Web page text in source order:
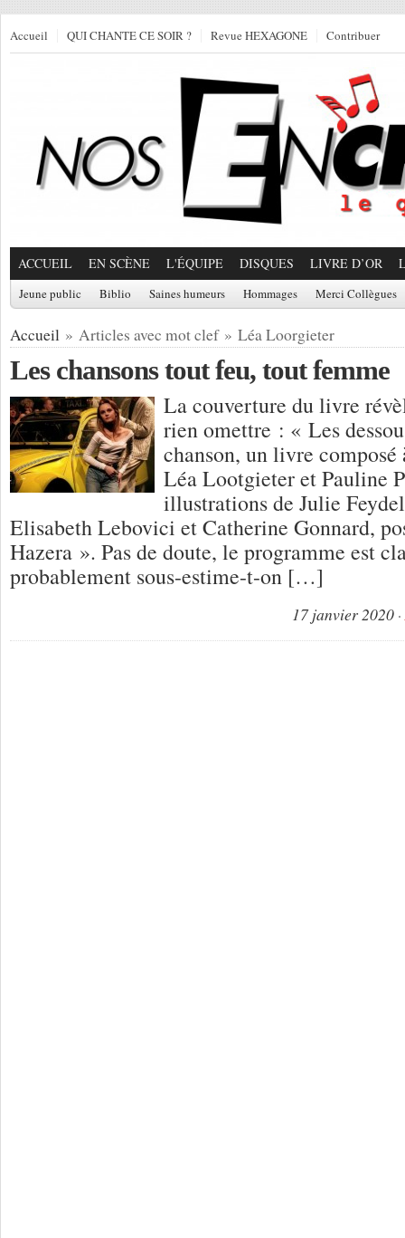
Accueil QUI CHANTE CE SOIR ? Revue HEXAGONE Contribuer
ACCUEIL EN SCÈNE L'ÉQUIPE DISQUES LIVRE D’OR
Jeune public Biblio Saines humeurs Hommages Merci Collègues
Accueil » Articles avec mot clef » Léa Loorgieter
Les chansons tout feu, tout femme
La couverture du livre
rien omettre : « Les
chanson, un livre composé
Léa Lootgieter et Pauline
illustrations de Julie
Elisabeth Lebovici et Catherine Gonnard,
Hazera ». Pas de doute, le programme est
probablement sous-estime-t-on […]
17 janvier 2020